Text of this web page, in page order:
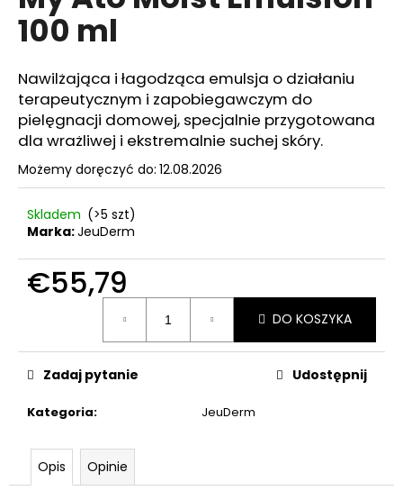
0,0
na
gwiazdek.
100 ml
Nawilżająca i łagodząca emulsja o działaniu
terapeutycznym i zapobiegawczym do
pielęgnacji domowej, specjalnie przygotowana
dla wrażliwej i ekstremalnie suchej skóry.
Możemy doręczyć do: 12.08.2026
Skladem (>5 szt)
Marka:JeuDerm
€55,79
DO KOSZYKA
Kategoria: JeuDerm
Zadaj pytanie Udostępnij
Opis Opinie
P
o
l
e
c
m
y
PERFECTOR
50ML